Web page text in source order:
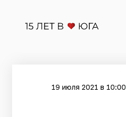
19 июля 2021 в 10:00